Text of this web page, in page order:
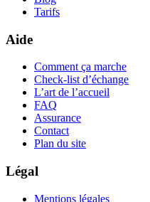
Tarifs
Aide
Comment ça marche
Check-list d’échange
L’art de l’accueil
FAQ
Assurance
Contact
Plan du site
Légal
Mentions légales